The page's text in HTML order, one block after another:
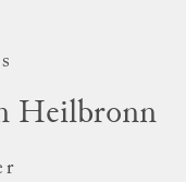
Heilbronn